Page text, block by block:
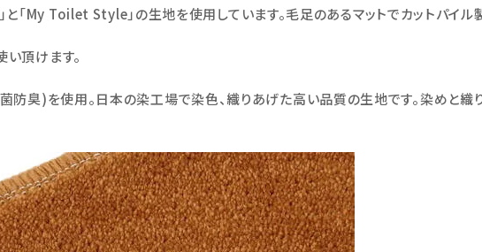
「My Toilet Style」の生地を使用しています。毛足のあるマットでカットパイル
頂けます。
防臭)を使用。日本の染工場で染色、織りあげた高い品質の生地です。染めと織